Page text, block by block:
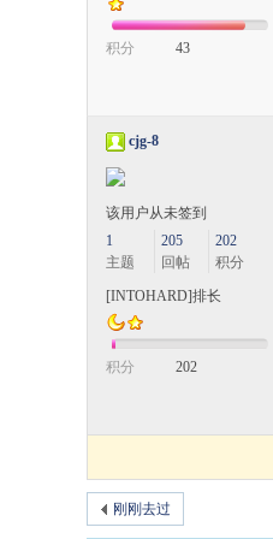
积分 43
cjg-8
该用户从未签到
1
主题
205
回帖
202
积分
[INTOHARD]排长
积分 202
刚刚去过